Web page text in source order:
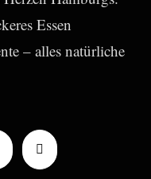
Essen
– alles natürliche